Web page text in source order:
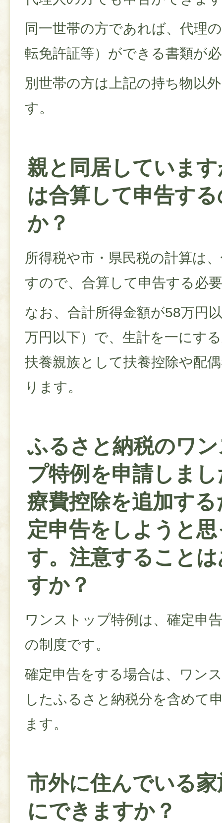
同一世帯の方であれば、代理
転免許証等）ができる書類が
別世帯の方は上記の持ち物以
す。
親と同居していま
は合算して申告す
か？
所得税や市・県民税の計算は
すので、合算して申告する必
なお、合計所得金額が58万円
万円以下）で、生計を一にす
扶養親族として扶養控除や配
ります。
ふるさと納税のワ
プ特例を申請しま
療費控除を追加す
定申告をしようと
す。注意すること
すか？
ワンストップ特例は、確定申
の制度です。
確定申告をする場合は、ワン
したふるさと納税分を含めて
ます。
市外に住んでいる
にできますか？